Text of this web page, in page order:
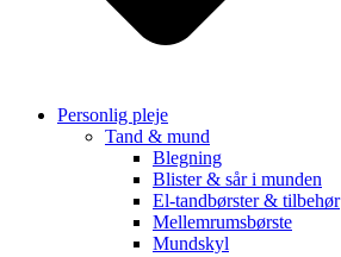
Personlig pleje
Tand & mund
Blegning
Blister & sår i munden
El-tandbørster & tilbehør
Mellemrumsbørste
Mundskyl